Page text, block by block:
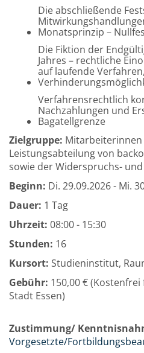
Die abschließende
Monatsprinzip –
Die Fiktion der
Jahres – rechtliche
auf laufende Verfahren,
Verfahrensrechtlich
Nachzahlungen und
Bagatellgrenze
Zielgruppe:
Leistungsabteilung von
sowie der Widerspruchs- und
Beginn: Di. 29.09.2026 - Mi.
Dauer: 1 Tag
Uhrzeit: 08:00 - 15:30
Stunden: 16
Kursort: Studieninstitut,
Gebühr: 150,00 €
Stadt Essen)
Zustimmung/
Vorgesetzte/